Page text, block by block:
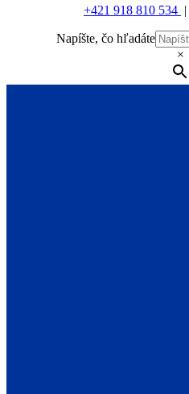
+421 918 810 534 |
Napíšte, čo hľadáte
×